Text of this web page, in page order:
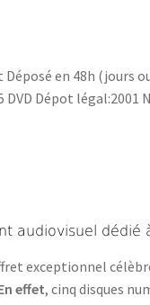
Déposé en 48h (jours
DVD Dépot légal:2001
audiovisuel dédié
exceptionnel
effet, cinq disques